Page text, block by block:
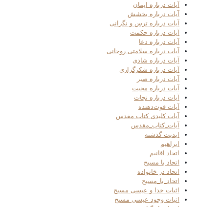
آیات درباره ایمان
آیات درباره بخشش
آیات درباره ترس و نگرانی
آیات درباره حکمت
آیات درباره دعا
آیات درباره سلامتی روحانی
آیات درباره شادی
آیات درباره شکرگزاری
آیات درباره صبر
آیات درباره محبت
آیات درباره نجات
آیات قوت‌دهنده
آیات کلیدی کتاب مقدس
آیات_کتاب_مقدس
ابدیت گذشته
ابراهیم
اتحاد اقانیم
اتحاد با مسیح
اتحاد در خانواده
اتحاد_با_مسیح
اثبات خدا و عیسی مسیح
اثبات وجود عیسی مسیح